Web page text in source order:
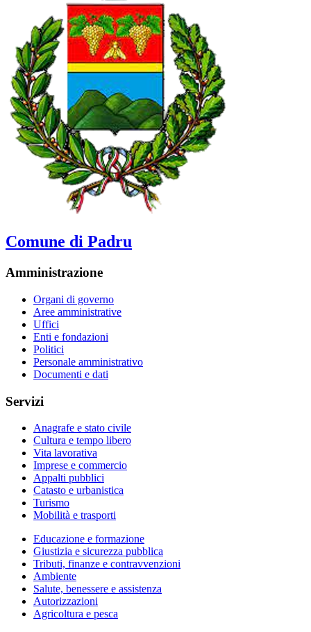
Comune di Padru
Amministrazione
Organi di governo
Aree amministrative
Uffici
Enti e fondazioni
Politici
Personale amministrativo
Documenti e dati
Servizi
Anagrafe e stato civile
Cultura e tempo libero
Vita lavorativa
Imprese e commercio
Appalti pubblici
Catasto e urbanistica
Turismo
Mobilità e trasporti
Educazione e formazione
Giustizia e sicurezza pubblica
Tributi, finanze e contravvenzioni
Ambiente
Salute, benessere e assistenza
Autorizzazioni
Agricoltura e pesca